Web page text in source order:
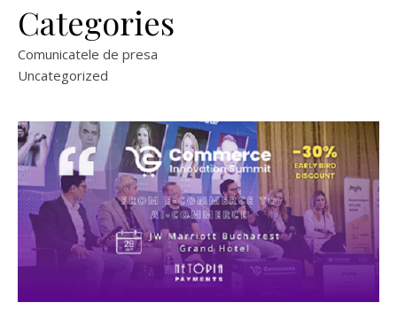
Categories
Comunicatele de presa
Uncategorized